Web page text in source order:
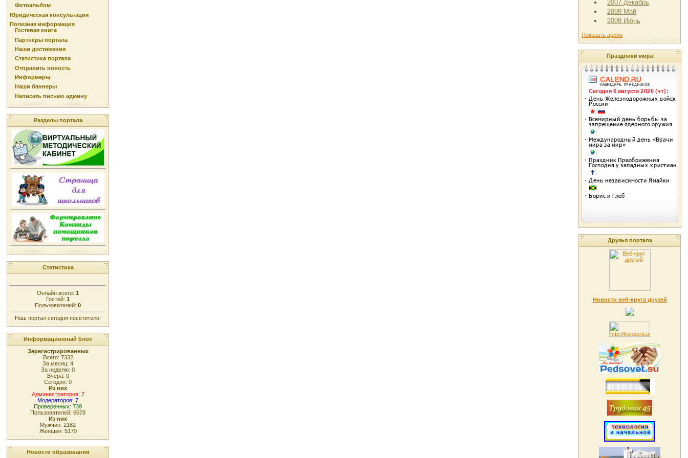
Фотоальбом
Юридическая консультация
Полезная информация
Гостевая книга
Партнёры портала
Наши достижения
Статистика портала
Отправить новость
Информеры
Наши баннеры
Написать письмо админу
Разделы портала
Статистика
Онлайн всего: 1
Гостей: 1
Пользователей: 0
Наш портал сегодня посетители:
Информационный блок
Зарегистрированных
Всего: 7332
За месяц: 4
За неделю: 0
Вчера: 0
Сегодня: 0
Из них
Администраторов: 7
Модераторов: 7
Проверенных: 739
Пользователей: 6578
Из них
Мужчин: 2162
Женщин: 5170
Новости образования
2007 Декабрь
2008 Май
2008 Июнь
Показать архив
Праздники мира
Друзья портала
Новости веб-круга друзей